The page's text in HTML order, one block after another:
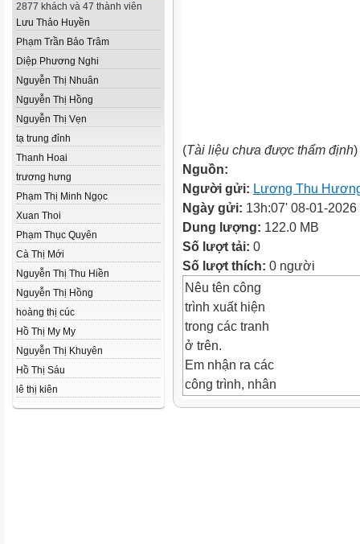
2877 khách và 47 thành viên
Lưu Thảo Huyền
Phạm Trần Bảo Trâm
Diệp Phương Nghi
Nguyễn Thị Nhuân
Nguyễn Thị Hồng
Nguyễn Thị Vẹn
tạ trung đỉnh
Thanh Hoai
trương hưng
Phạm Thị Minh Ngọc
Xuan Thoi
Phạm Thục Quyên
Cà Thị Mới
Nguyễn Thị Thu Hiền
Nguyễn Thị Hồng
hoàng thị cúc
Hồ Thị My My
Nguyễn Thị Khuyên
Hồ Thị Sáu
lê thị kiên
(Tài liệu chưa được thẩm định)
Nguồn:
Người gửi: Lương Thu
Ngày gửi: 13h:07' 08-01-2026
Dung lượng: 122.0 MB
Số lượt tải: 0
Số lượt thích: 0 người
Nêu tên công
trình xuất hiện
trong các tranh
ở trên.
Em nhận ra các
công trình, nhân